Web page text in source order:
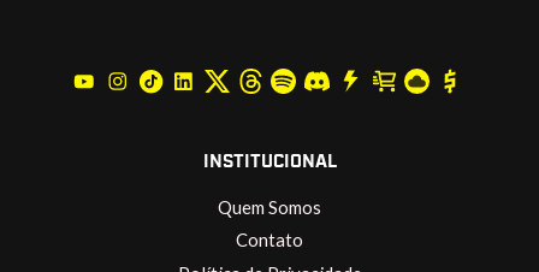
INSTITUCIONAL
Quem Somos
Contato